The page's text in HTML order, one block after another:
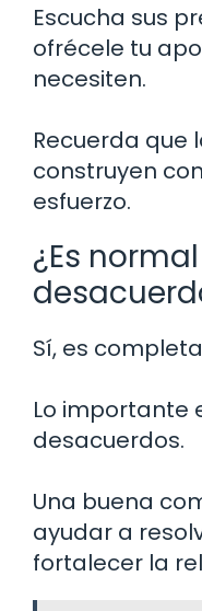
Escucha sus
ofrécele tu
necesiten.
Recuerda que
construyen
esfuerzo.
¿Es
Sí, es
Lo importante
desacuerdos.
Una buena
ayudar a
fortalecer la